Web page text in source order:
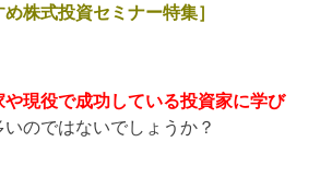
め株式投資セミナー特集］
や現役で成功している投資家に学び
いのではないでしょうか？